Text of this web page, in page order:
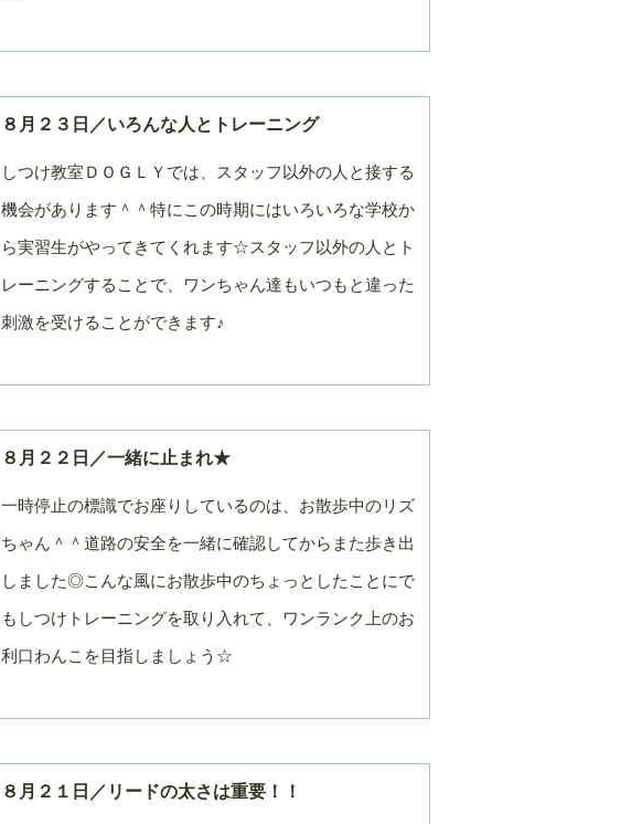
８月２３日／いろんな人とトレーニング
しつけ教室ＤＯＧＬＹでは、スタッフ以外の人と接する
機会があります＾＾特にこの時期にはいろいろな学校か
ら実習生がやってきてくれます☆スタッフ以外の人とト
レーニングすることで、ワンちゃん達もいつもと違った
刺激を受けることができます♪
８月２２日／一緒に止まれ★
一時停止の標識でお座りしているのは、お散歩中のリズ
ちゃん＾＾道路の安全を一緒に確認してからまた歩き出
しました◎こんな風にお散歩中のちょっとしたことにで
もしつけトレーニングを取り入れて、ワンランク上のお
利口わんこを目指しましょう☆
８月２１日／リードの太さは重要！！